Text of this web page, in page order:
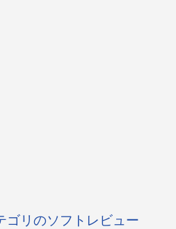
ゴリのソフトレビュー